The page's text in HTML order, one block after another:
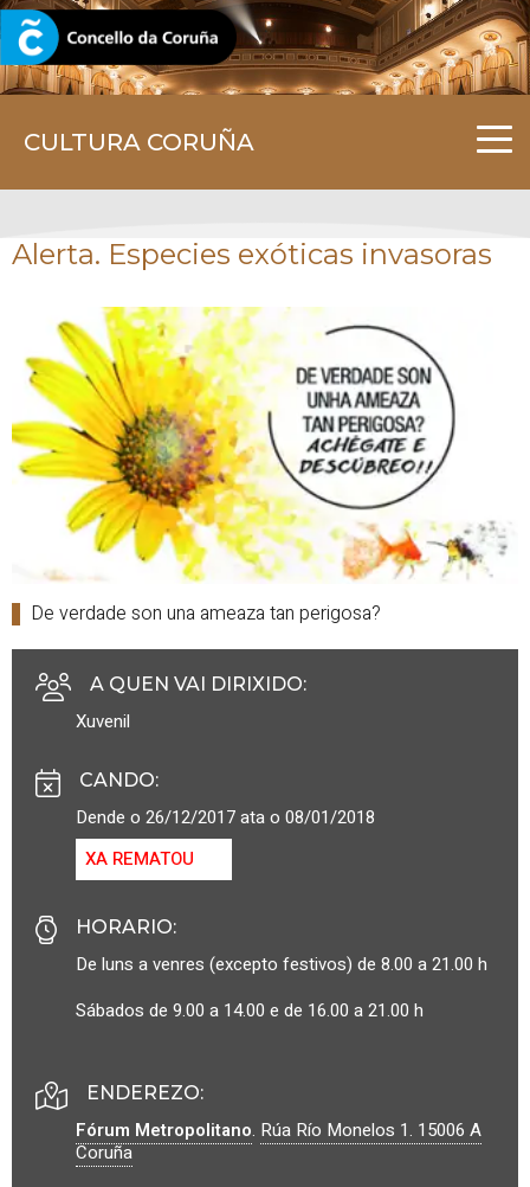
CULTURA CORUÑA
CORUNA.GAL
Alerta. Especies exóticas invasoras
De verdade son una ameaza tan perigosa?
A QUEN VAI DIRIXIDO:
Xuvenil
CANDO:
Dende o 26/12/2017 ata o 08/01/2018
XA REMATOU
HORARIO:
De luns a venres (excepto festivos) de 8.00 a 21.00 h
Sábados de 9.00 a 14.00 e de 16.00 a 21.00 h
ENDEREZO:
Fórum Metropolitano. Rúa Río Monelos 1. 15006 A
Coruña